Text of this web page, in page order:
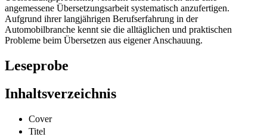
angemessene Übersetzungsarbeit systematisch anzufertigen.
Aufgrund ihrer langjährigen Berufserfahrung in der
Automobilbranche kennt sie die alltäglichen und praktischen
Probleme beim Übersetzen aus eigener Anschauung.
Leseprobe
Inhaltsverzeichnis
Cover
Titel